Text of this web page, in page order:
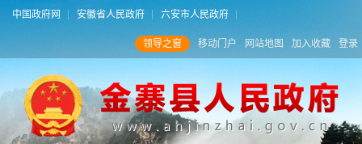
中国政府网 安徽省人民政府 六安市人民政府
领导之窗 移动门户 网站地图 加入收藏 登录